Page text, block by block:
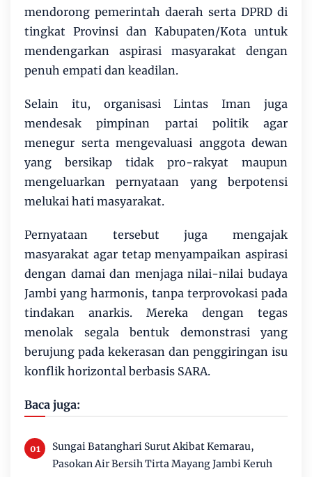
mendorong pemerintah daerah serta DPRD di
tingkat Provinsi dan Kabupaten/Kota untuk
mendengarkan aspirasi masyarakat dengan
penuh empati dan keadilan.
Selain itu, organisasi Lintas Iman juga
mendesak pimpinan partai politik agar
menegur serta mengevaluasi anggota dewan
yang bersikap tidak pro-rakyat maupun
mengeluarkan pernyataan yang berpotensi
melukai hati masyarakat.
Pernyataan tersebut juga mengajak
masyarakat agar tetap menyampaikan aspirasi
dengan damai dan menjaga nilai-nilai budaya
Jambi yang harmonis, tanpa terprovokasi pada
tindakan anarkis. Mereka dengan tegas
menolak segala bentuk demonstrasi yang
berujung pada kekerasan dan penggiringan isu
konflik horizontal berbasis SARA.
Baca juga:
Sungai Batanghari Surut Akibat Kemarau,
Pasokan Air Bersih Tirta Mayang Jambi Keruh